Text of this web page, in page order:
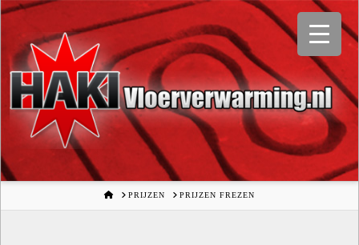
HOMEPRIJZEN PRIJZEN FREZEN